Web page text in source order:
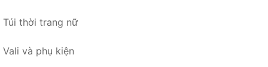
Túi thời trang nữ
Vali và phụ kiện